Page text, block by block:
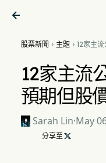

股票新聞  主題 12家主
12家主流
預期但股
Sarah Lin·May
分享至 